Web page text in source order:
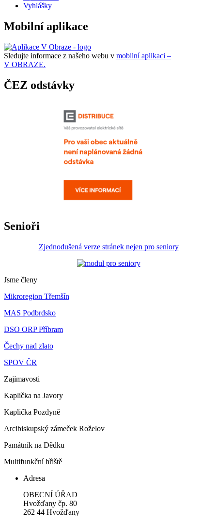
Vyhlášky
Mobilní aplikace
Sledujte informace z našeho webu v mobilní aplikaci –
V OBRAZE.
ČEZ odstávky
Senioři
Zjednodušená verze stránek nejen pro seniory
Jsme členy
Mikroregion Třemšín
MAS Podbrdsko
DSO ORP Příbram
Čechy nad zlato
SPOV ČR
Zajímavosti
Kaplička na Javory
Kaplička Pozdyně
Arcibiskupský zámeček Roželov
Památník na Dědku
Multifunkční hřiště
Adresa
OBECNÍ ÚŘAD
Hvožďany čp. 80
262 44 Hvožďany